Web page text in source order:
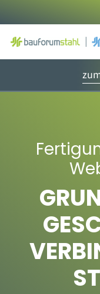
Inhalt
springen